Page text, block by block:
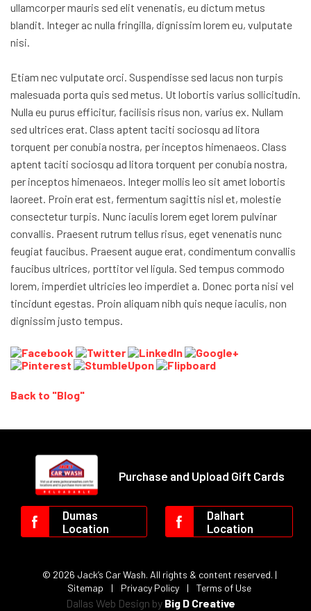
ullamcorper mauris sed elit venenatis, eu dictum metus
blandit. Integer ac nulla fringilla, dignissim lorem eu, vulputate
nisi.
Etiam nec vulputate orci. Suspendisse sed lacus non turpis
malesuada porta quis sed metus. Ut lobortis varius sollicitudin.
Nulla eu purus efficitur, facilisis risus non, varius ex. Nullam
sed ultrices erat. Class aptent taciti sociosqu ad litora
torquent per conubia nostra, per inceptos himenaeos. Class
aptent taciti sociosqu ad litora torquent per conubia nostra,
per inceptos himenaeos. Integer mollis leo sit amet lobortis
laoreet. Proin erat est, fermentum sagittis nisl et, molestie
consectetur turpis. Nunc iaculis lorem eget lorem pulvinar
convallis. Praesent rutrum tellus risus, eget venenatis nunc
feugiat faucibus. Praesent augue erat, condimentum convallis
faucibus ultrices, porttitor vel ligula. Sed tempus commodo
lorem, imperdiet ultricies leo imperdiet a. Donec porta nisi vel
tincidunt egestas. Proin aliquam nibh quis neque iaculis, non
dignissim justo tempus.
Back to "Blog"
Purchase and Upload Gift Cards
Dumas
Location
Dalhart
Location
© 2026 Jack’s Car Wash. All rights & content reserved. |
Sitemap
| Privacy Policy | Terms of Use
Dallas Web Design by Big D Creative